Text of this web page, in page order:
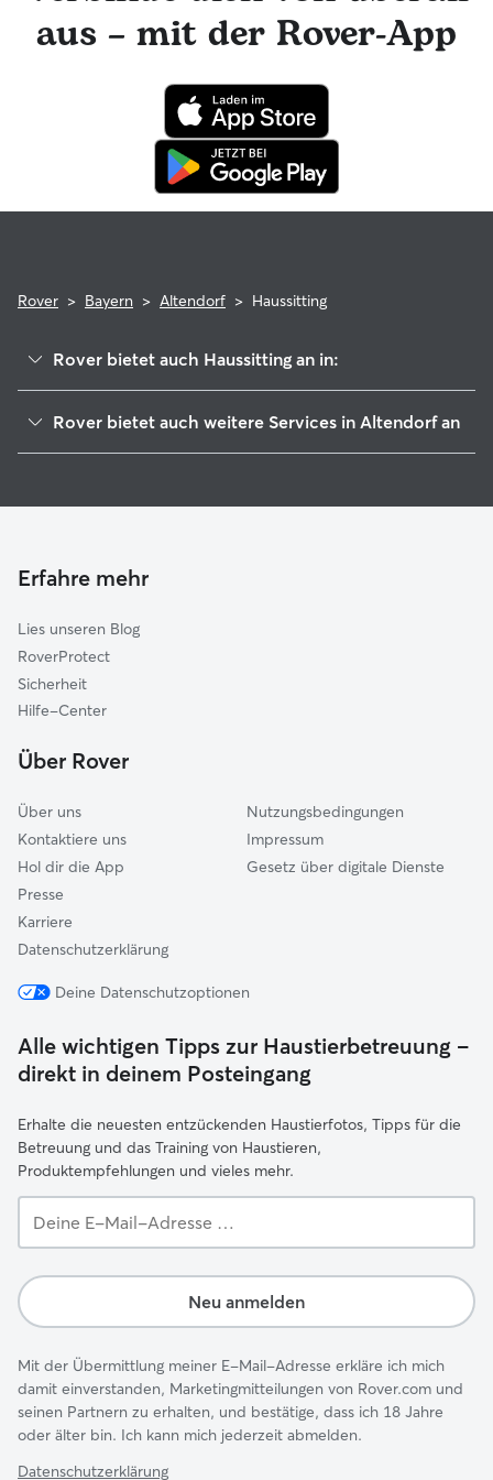
hat die Möglichkeit, professionelle tierärztliche Beratung in
Anspruch zu nehmen. Im seltenen Fall eines Problems
während der Buchung kannst du beruhigt sein, denn dein
für tierärztliche Behandlungen erstattet.
aus – mit der Rover-App
Rover > Bayern > Altendorf > Haussitting
Rover bietet auch Haussitting an in:
Hallerndorf
Pettstadt
Frensdorf
Heroldsbach
Hausen
Kirchehrenbach
Rover bietet auch weitere Services in Altendorf an
Gassi-Service in Altendorf
Erfahre mehr
Lies unseren Blog
RoverProtect
Sicherheit
Hilfe-Center
Über Rover
Über uns
Kontaktiere uns
Hol dir die App
Presse
Karriere
Datenschutzerklärung
Nutzungsbedingungen
Impressum
Gesetz über digitale Dienste
Deine Datenschutzoptionen
Alle wichtigen Tipps zur Haustierbetreuung –
direkt in deinem Posteingang
Erhalte die neuesten entzückenden Haustierfotos, Tipps für die
Betreuung und das Training von Haustieren,
Produktempfehlungen und vieles mehr.
E-
Adresse …
Neu anmelden
Mit der Übermittlung meiner E-Mail-Adresse erkläre ich mich
damit einverstanden, Marketingmitteilungen von Rover.com und
seinen Partnern zu erhalten, und bestätige, dass ich 18 Jahre
oder älter bin. Ich kann mich jederzeit abmelden.
Datenschutzerklärung